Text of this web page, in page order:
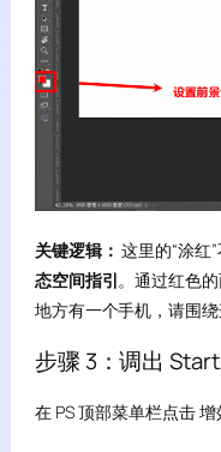
关键逻辑： 这里的“涂红
态空间指引。通过红色
地方有一个手机，请围
步骤 3：调出
在 PS 顶部菜单栏点击